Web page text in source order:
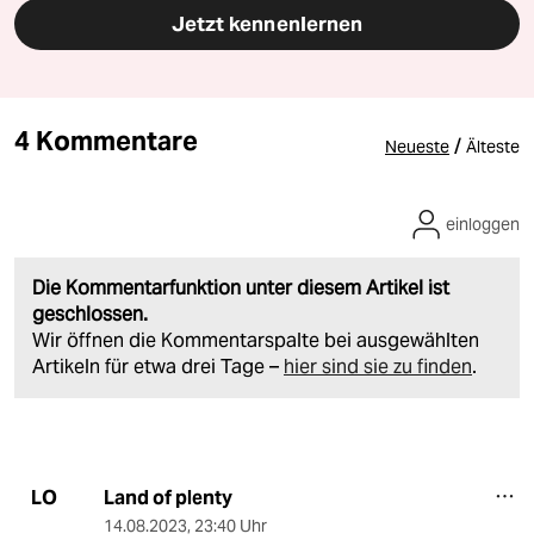
Jetzt kennenlernen
4 Kommentare Neueste / Älteste
Die Kommentarfunktion unter diesem Artikel ist
geschlossen.
Wir öffnen die Kommentarspalte bei ausgewählten
Artikeln für etwa drei Tage – hier sind sie zu finden.
einloggen
LO Land of plenty
14.08.2023, 23:40 Uhr